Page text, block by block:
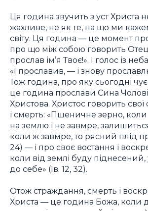
Ця година звучить з уст Христа
жахливе, не як те, на що ми
світу. Ця година — це момент
про що між собою говорить
прослав ім’я Твоє!». І голос із
«І прославив, — і знову
Тож година, про яку сьогодні
це година прослави Сина
Христова. Христос говорить
і смерть: «Пшеничне зерно,
на землю і не завмре,
коли ж завмре, то рясний плід
24) — і про своє востання і
коли від землі буду піднесений,
до себе» (Ів. 12, 32).
Отож страждання, смерть і
Христа — це година Божа, коли